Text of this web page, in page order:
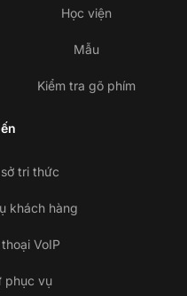
Học viện
Mẫu
Kiểm tra gõ phím
tri thức
khách hàng
VoIP
phục vụ